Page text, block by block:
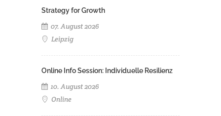
Strategy for Growth
07. August 2026
Leipzig
Online Info Session: Individuelle Resilienz
10. August 2026
Online